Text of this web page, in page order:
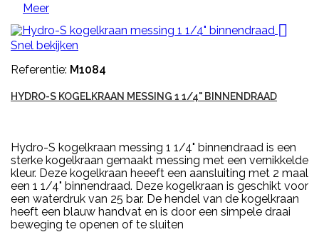
Meer

Snel bekijken
Referentie: M1084
HYDRO-S KOGELKRAAN MESSING 1 1/4" BINNENDRAAD
Hydro-S kogelkraan messing 1 1/4" binnendraad is een
sterke kogelkraan gemaakt messing met een vernikkelde
kleur. Deze kogelkraan heeeft een aansluiting met 2 maal
een 1 1/4" binnendraad. Deze kogelkraan is geschikt voor
een waterdruk van 25 bar. De hendel van de kogelkraan
heeft een blauw handvat en is door een simpele draai
beweging te openen of te sluiten